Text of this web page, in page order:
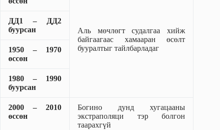
Аль мөчлөгт судалгаа хийж
байгаагаас хамааран өсөлт
бууралтыг тайлбарладаг
ДД1 – ДД2
буурсан
1950 – 1970
өссөн
1980 – 1990
буурсан
2000 – 2010
өссөн
Богино дунд хугацааны
экстраполяци тэр болгон
таарахгүй